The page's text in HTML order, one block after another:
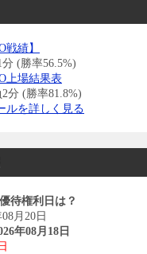
戦績】
(勝率56.5%)
上場結果表
分 (勝率81.8%)
ルを詳しく見る
待権利日は？
月20日
年08月18日